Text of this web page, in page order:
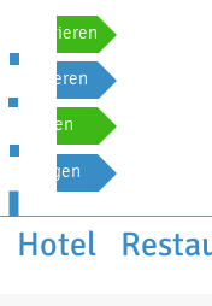
reservieren
reservieren
anfragen
Hotel
buchen